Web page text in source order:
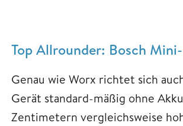
Top Allrounder: Bosch
Genau wie Worx richtet sich
Gerät standard-mäßig ohne
Zentimetern vergleichsweise